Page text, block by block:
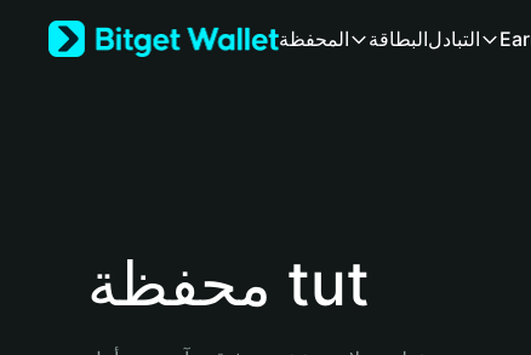
المحفظة البطاقةالتبادل
محفظة tut